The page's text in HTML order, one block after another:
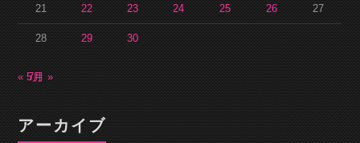
21 22 23 24 25 26 27
28 29 30
« 5月7月 »
アーカイブ